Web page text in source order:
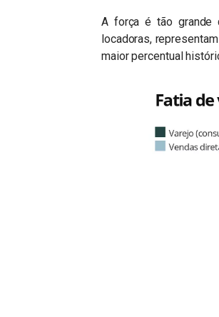
A força é tão grande
locadoras,
maior percentual